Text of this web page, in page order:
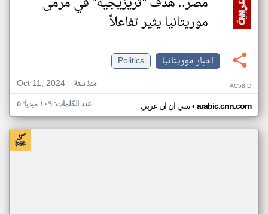
موريتانيا يثير تفاعلاً
اخبار موريتانيا
Politics
Oct 11, 2024
منذ سنة AC58ID
سي ان ان عربي• arabic.cnn.com عدد الكلمات: ١٠٩ ميديا: ٥